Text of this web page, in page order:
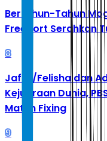
Bertahun-Tahun
Freeport Serahkan
8
Jafar/Felisha dan
Kejuaraan Dunia,
Match Fixing
9